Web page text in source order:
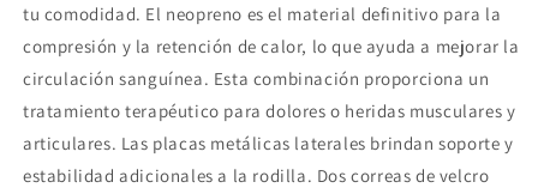
tu comodidad. El neopreno es el material definitivo para la
compresión y la retención de calor, lo que ayuda a mejorar la
circulación sanguínea. Esta combinación proporciona un
tratamiento terapéutico para dolores o heridas musculares y
articulares. Las placas metálicas laterales brindan soporte y
estabilidad adicionales a la rodilla. Dos correas de velcro